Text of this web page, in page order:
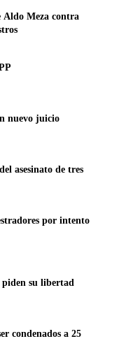
Aldo Meza contra
nuevo juicio
asesinato de tres
por intento
piden su libertad
condenados a 25